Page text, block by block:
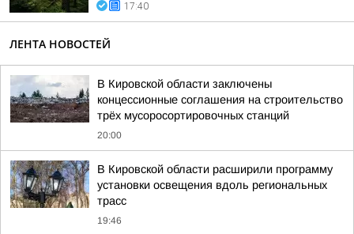
17:40
ЛЕНТА НОВОСТЕЙ
В Кировской области заключены
концессионные соглашения на строительство
трёх мусоросортировочных станций
20:00
В Кировской области расширили программу
установки освещения вдоль региональных
трасс
19:46